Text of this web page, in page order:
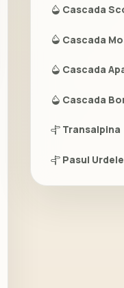
Cascada
Cascada
Cascada
Cascada
Transalpina
Pasul Urdele
Obarsia